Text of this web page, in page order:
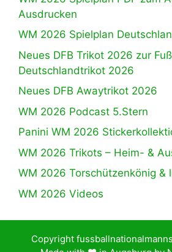
Ausdrucken
WM 2026 Spielplan
Neues DFB Trikot 2026 zur
Deutschlandtrikot 2026
Neues DFB Awaytrikot 2026
WM 2026 Podcast 5.Stern
Panini WM 2026
WM 2026 Trikots – Heim- &
WM 2026 Torschützenkönig &
WM 2026 Videos
Copyright